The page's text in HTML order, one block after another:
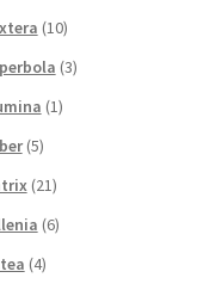
(10)
(3)
(1)
(5)
(21)
(6)
(4)